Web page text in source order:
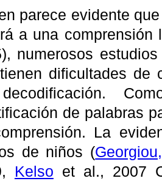
parece evidente
a una comprensión
numerosos
dificultades de
de palabras
La
de niños (
Kelso et al., 2007